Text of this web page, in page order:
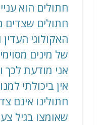
חתולים הוא
חתולים שצדים
האקולוגי
של מינים
אני מודעת
אין ביכולתי
חתולינו אינם
שאומצו בגיל